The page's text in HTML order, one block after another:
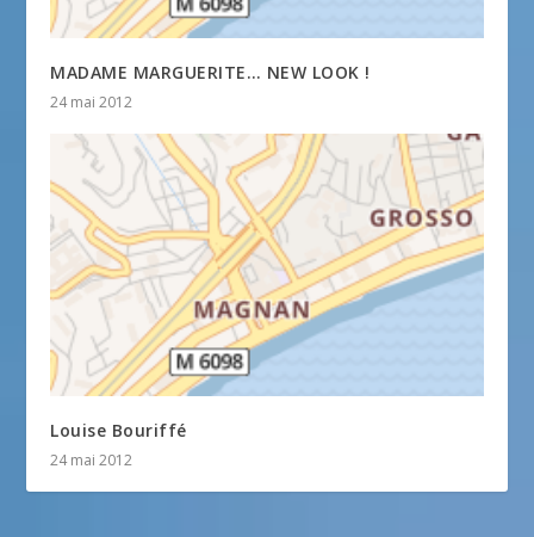
MADAME MARGUERITE… NEW LOOK !
24 mai 2012
Louise Bouriffé
24 mai 2012